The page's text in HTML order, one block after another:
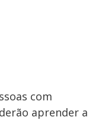
com
aprender a